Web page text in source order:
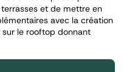
et de mettre en
avec la création
sur le rooftop donnant